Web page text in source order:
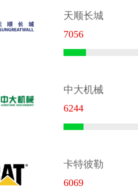
天顺长城
7056
中大机械
6244
卡特彼勒
6069